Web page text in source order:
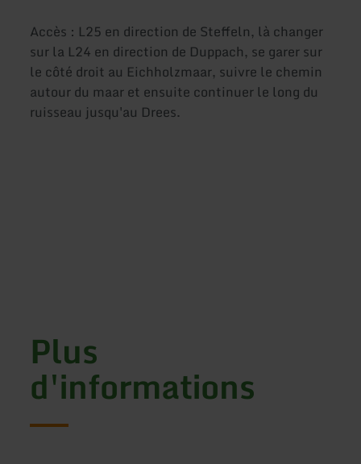
Accès : L25 en direction de Steffeln, là changer
sur la L24 en direction de Duppach, se garer sur
le côté droit au Eichholzmaar, suivre le chemin
autour du maar et ensuite continuer le long du
ruisseau jusqu'au Drees.
Plus
d'informations